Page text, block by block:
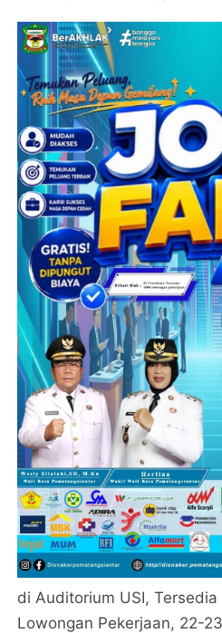
di Auditorium USI,
Lowongan Pekerjaan, 22-